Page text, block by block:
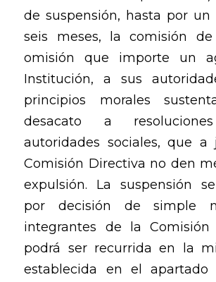
de suspensión, hasta por
seis meses, la comisión
omisión que importe un
Institución, a sus
principios morales
desacato a
autoridades sociales, que
Comisión Directiva no den
expulsión. La suspensión
por decisión de simple
integrantes de la
podrá ser recurrida en la
establecida en el apartado